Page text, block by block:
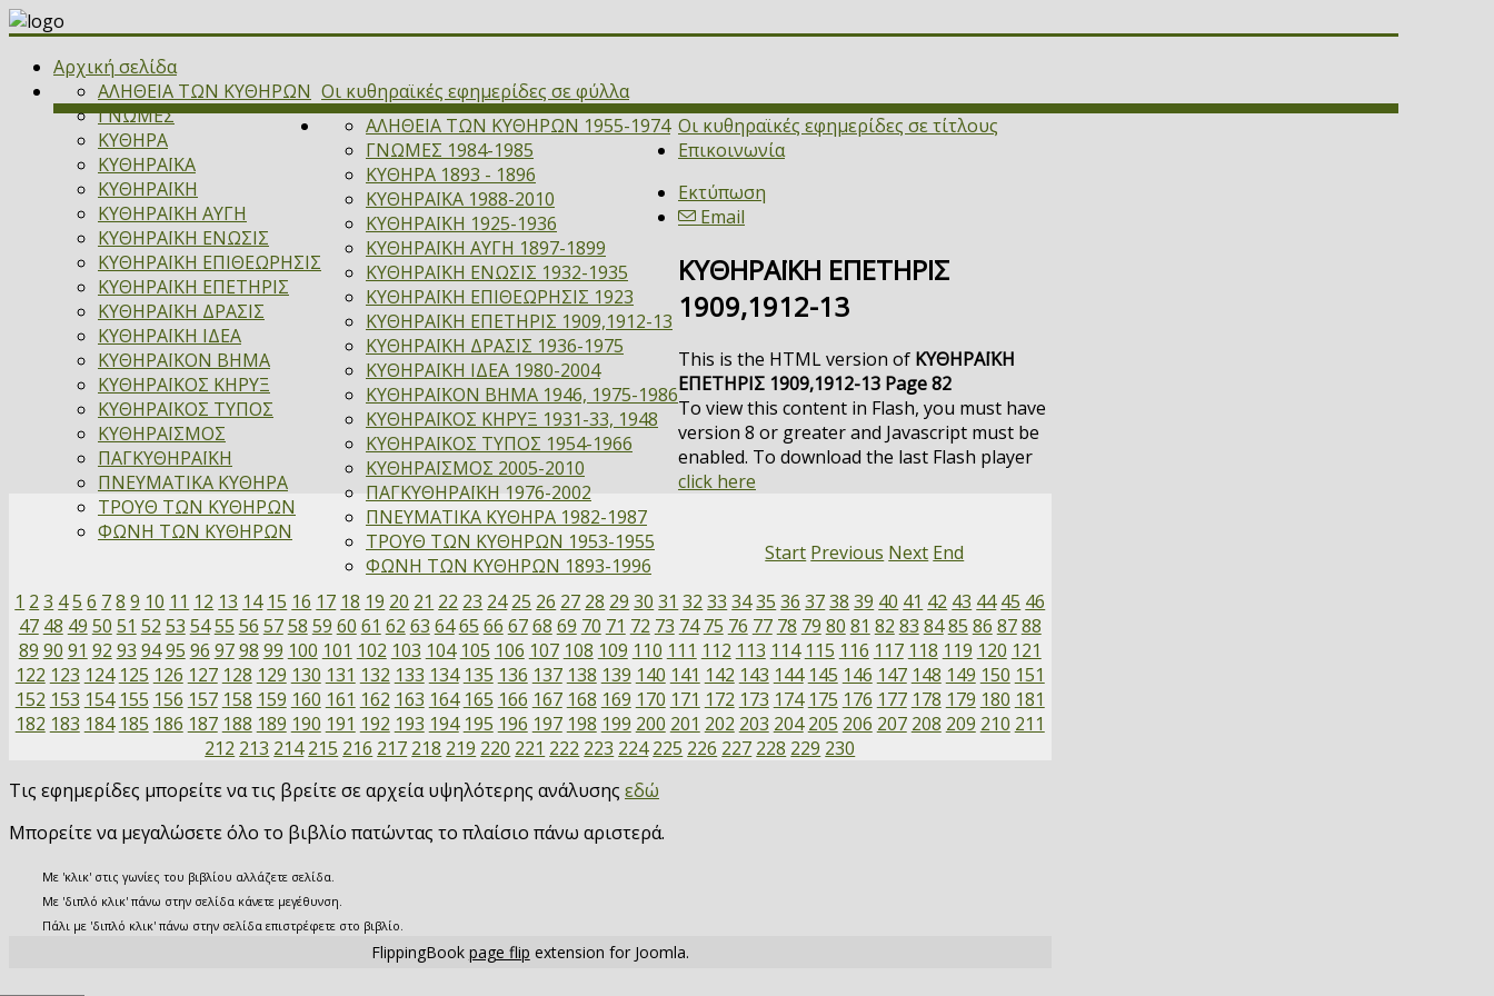
Αρχική σελίδα
Οι κυθηραϊκές εφημερίδες σε φύλλα
ΑΛΗΘΕΙΑ ΤΩΝ ΚΥΘΗΡΩΝ
ΓΝΩΜΕΣ
ΚΥΘΗΡΑ
ΚΥΘΗΡΑΪΚΑ
ΚΥΘΗΡΑΪΚΗ
ΚΥΘΗΡΑΪΚΗ ΑΥΓΗ
ΚΥΘΗΡΑΪΚΗ ΕΝΩΣΙΣ
ΚΥΘΗΡΑΪΚΗ ΕΠΙΘΕΩΡΗΣΙΣ
ΚΥΘΗΡΑΪΚΗ ΕΠΕΤΗΡΙΣ
ΚΥΘΗΡΑΪΚΗ ΔΡΑΣΙΣ
ΚΥΘΗΡΑΪΚΗ ΙΔΕΑ
ΚΥΘΗΡΑΪΚΟΝ ΒΗΜΑ
ΚΥΘΗΡΑΪΚΟΣ ΚΗΡΥΞ
ΚΥΘΗΡΑΪΚΟΣ ΤΥΠΟΣ
ΚΥΘΗΡΑΪΣΜΟΣ
ΠΑΓΚΥΘΗΡΑΪΚΗ
ΠΝΕΥΜΑΤΙΚΑ ΚΥΘΗΡΑ
ΤΡΟΥΘ ΤΩΝ ΚΥΘΗΡΩΝ
ΦΩΝΗ ΤΩΝ ΚΥΘΗΡΩΝ
Οι κυθηραϊκές εφημερίδες σε τίτλους
ΑΛΗΘΕΙΑ ΤΩΝ ΚΥΘΗΡΩΝ 1955-1974
ΓΝΩΜΕΣ 1984-1985
ΚΥΘΗΡΑ 1893 - 1896
ΚΥΘΗΡΑΪΚΑ 1988-2010
ΚΥΘΗΡΑΪΚΗ 1925-1936
ΚΥΘΗΡΑΪΚΗ ΑΥΓΗ 1897-1899
ΚΥΘΗΡΑΪΚΗ ΕΝΩΣΙΣ 1932-1935
ΚΥΘΗΡΑΪΚΗ ΕΠΙΘΕΩΡΗΣΙΣ 1923
ΚΥΘΗΡΑΪΚΗ ΕΠΕΤΗΡΙΣ 1909,1912-13
ΚΥΘΗΡΑΪΚΗ ΔΡΑΣΙΣ 1936-1975
ΚΥΘΗΡΑΪΚΗ ΙΔΕΑ 1980-2004
ΚΥΘΗΡΑΪΚΟΝ ΒΗΜΑ 1946, 1975-1986
ΚΥΘΗΡΑΪΚΟΣ ΚΗΡΥΞ 1931-33, 1948
ΚΥΘΗΡΑΪΚΟΣ ΤΥΠΟΣ 1954-1966
ΚΥΘΗΡΑΪΣΜΟΣ 2005-2010
ΠΑΓΚΥΘΗΡΑΪΚΗ 1976-2002
ΠΝΕΥΜΑΤΙΚΑ ΚΥΘΗΡΑ 1982-1987
ΤΡΟΥΘ ΤΩΝ ΚΥΘΗΡΩΝ 1953-1955
ΦΩΝΗ ΤΩΝ ΚΥΘΗΡΩΝ 1893-1996
Επικοινωνία
Εκτύπωση
Email
ΚΥΘΗΡΑΪΚΗ ΕΠΕΤΗΡΙΣ
1909,1912-13
This is the HTML version of ΚΥΘΗΡΑΪΚΗ
ΕΠΕΤΗΡΙΣ 1909,1912-13 Page 82
To view this content in Flash, you must have
version 8 or greater and Javascript must be
enabled. To download the last Flash player
click here
Start Previous Next End
1 2 3 45 6 78 9 10 11 12 13 14 15 16 17 18 19 20 21 22 23 24 25 26 27 28 29 30 31 32 33 3435 36 3738 39 40 41 42 43 44 45 46
47 48 49 50 51 52 53 5455 56 5758 59 60 61 62 63 6465 66 6768 69 70 71 72 73 74 75 76 77 78 79 80 81 82 83 8485 86 8788
89 90 91 92 93 9495 96 9798 99 100 101 102 103 104 105 106 107 108 109 110 111 112 113 114 115 116 117 118 119 120 121
122 123 124 125 126 127 128 129 130 131 132 133 134 135 136 137 138 139 140 141 142 143 144 145 146 147 148 149 150 151
152 153 154 155 156 157 158 159 160 161 162 163 164 165 166 167 168 169 170 171 172 173 174 175 176 177 178 179 180 181
182 183 184 185 186 187 188 189 190 191 192 193 194 195 196 197 198 199 200 201 202 203 204 205 206 207 208 209 210 211
212 213 214 215 216 217 218 219 220 221 222 223 224 225 226 227 228 229 230
Τις εφημερίδες μπορείτε να τις βρείτε σε αρχεία υψηλότερης ανάλυσης εδώ
Μπορείτε να μεγαλώσετε όλο το βιβλίο πατώντας το πλαίσιο πάνω αριστερά.
Με 'κλικ' στις γωνίες του βιβλίου αλλάζετε σελίδα.
Με 'διπλό κλικ' πάνω στην σελίδα κάνετε μεγέθυνση.
Πάλι με 'διπλό κλικ' πάνω στην σελίδα επιστρέφετε στο βιβλίο.
FlippingBook page flip extension for Joomla.